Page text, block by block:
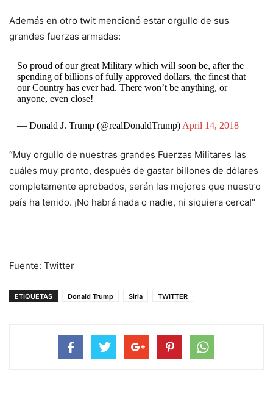
Además en otro twit mencionó estar orgullo de sus
grandes fuerzas armadas:
So proud of our great Military which will soon be, after the
spending of billions of fully approved dollars, the finest that
our Country has ever had. There won’t be anything, or
anyone, even close!
— Donald J. Trump (@realDonaldTrump) April 14, 2018
“Muy orgullo de nuestras grandes Fuerzas Militares las
cuáles muy pronto, después de gastar billones de dólares
completamente aprobados, serán las mejores que nuestro
país ha tenido. ¡No habrá nada o nadie, ni siquiera cerca!"
Fuente: Twitter
ETIQUETAS Donald Trump Siria TWITTER